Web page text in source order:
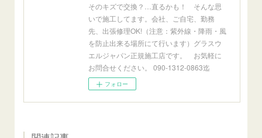
そのキズで交換？…直るかも！ そんな思
いで施工してます。会社、ご自宅、勤務
先、出張修理OK!（注意：紫外線・降雨・風
を防止出来る場所にて行います）グラスウ
エルジャパン正規施工店です。 お気軽に
お問合せください。 090-1312-0863迄
フォロー